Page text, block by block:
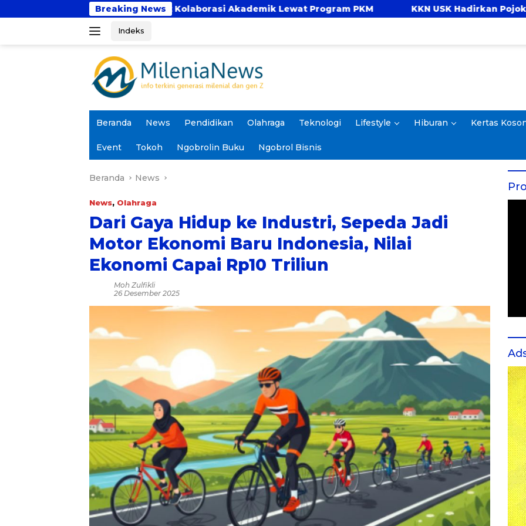
ke
Breaking News
Bhakti Perkuat Kolaborasi Akademik Lewat Program PKM KKN USK Hadirkan Pojok Celengan,
Indeks
Beranda News Pendidikan Olahraga Teknologi Lifestyle Hiburan Kertas
Event Tokoh Ngobrolin Buku Ngobrol Bisnis
Beranda News
News, Olahraga
Dari Gaya Hidup ke Industri, Sepeda Jadi
Motor Ekonomi Baru Indonesia, Nilai
Ekonomi Capai Rp10 Triliun
Moh Zulfikli
26 Desember 2025